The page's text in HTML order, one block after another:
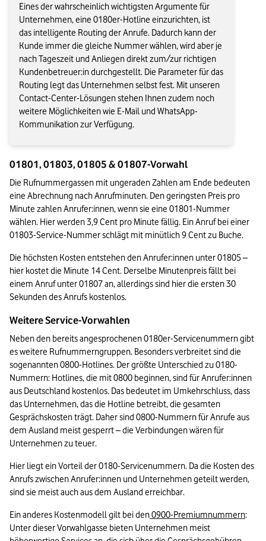
Eines der wahrscheinlich wichtigsten Argumente für
Unternehmen, eine 0180er-Hotline einzurichten, ist
das intelligente Routing der Anrufe. Dadurch kann der
Kunde immer die gleiche Nummer wählen, wird aber je
nach Tageszeit und Anliegen direkt zum/zur richtigen
Kundenbetreuer:in durchgestellt. Die Parameter für das
Routing legt das Unternehmen selbst fest. Mit unseren
Contact-Center-Lösungen stehen Ihnen zudem noch
weitere Möglichkeiten wie E-Mail und WhatsApp-
Kommunikation zur Verfügung.
01801, 01803, 01805 & 01807-Vorwahl
Die Rufnummergassen mit ungeraden Zahlen am Ende bedeuten
eine Abrechnung nach Anrufminuten. Den geringsten Preis pro
Minute zahlen Anrufer:innen, wenn sie eine 01801-Nummer
wählen. Hier werden 3,9 Cent pro Minute fällig. Ein Anruf bei einer
01803-Service-Nummer schlägt mit minütlich 9 Cent zu Buche.
Die höchsten Kosten entstehen den Anrufer:innen unter 01805 –
hier kostet die Minute 14 Cent. Derselbe Minutenpreis fällt bei
einem Anruf unter 01807 an, allerdings sind hier die ersten 30
Sekunden des Anrufs kostenlos.
Weitere Service-Vorwahlen
Neben den bereits angesprochenen 0180er-Servicenummern gibt
es weitere Rufnummerngruppen. Besonders verbreitet sind die
sogenannten 0800-Hotlines. Der größte Unterschied zu 0180-
Nummern: Hotlines, die mit 0800 beginnen, sind für Anrufer:innen
aus Deutschland kostenlos. Das bedeutet im Umkehrschluss, dass
das Unternehmen, das die Hotline betreibt, die gesamten
Gesprächskosten trägt. Daher sind 0800-Nummern für Anrufe aus
dem Ausland meist gesperrt – die Verbindungen wären für
Unternehmen zu teuer.
Hier liegt ein Vorteil der 0180-Servicenummern. Da die Kosten des
Anrufs zwischen Anrufer:innen und Unternehmen geteilt werden,
sind sie meist auch aus dem Ausland erreichbar.
Ein anderes Kostenmodell gilt bei den 0900-Premiumnummern:
Unter dieser Vorwahlgasse bieten Unternehmen meist